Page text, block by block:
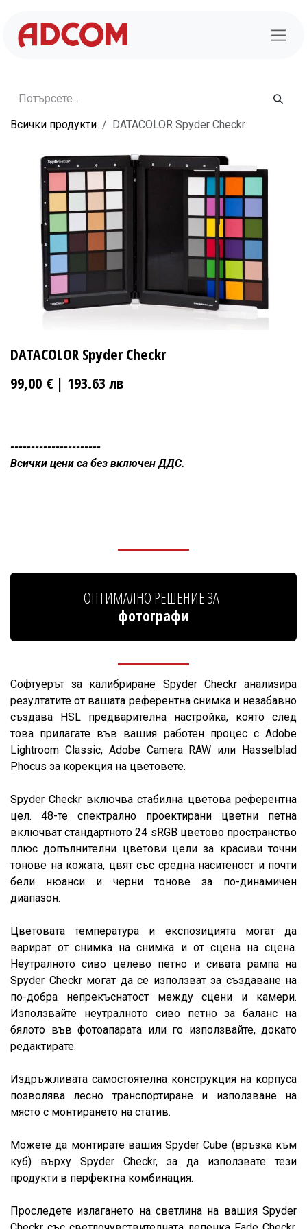
Всички продукти DATACOLOR Spyder Checkr
DATACOLOR Spyder Checkr
99,00 € | 193.63 лв
----------------------
Всички цени са без включен ДДС.
ОПТИМАЛНО РЕШЕНИЕ ЗА
фотографи
Софтуерът за калибриране Spyder Checkr анализира
резултатите от вашата референтна снимка и незабавно
създава HSL предварителна настройка, която след
това прилагате във вашия работен процес с Adobe
Lightroom Classic, Adobe Camera RAW или Hasselblad
Phocus за корекция на цветовете.
Spyder Checkr включва стабилна цветова референтна
цел. 48-те спектрално проектирани цветни петна
включват стандартното 24 sRGB цветово пространство
плюс допълнителни цветови цели за красиви точни
тонове на кожата, цвят със средна наситеност и почти
бели нюанси и черни тонове за по-динамичен
диапазон.
Цветовата температура и експозицията могат да
варират от снимка на снимка и от сцена на сцена.
Неутралното сиво целево петно ​​и сивата рампа на
Spyder Checkr могат да се използват за създаване на
по-добра непрекъснатост между сцени и камери.
Използвайте неутралното сиво петно ​​за баланс на
бялото във фотоапарата или го използвайте, докато
редактирате.
Издръжливата самостоятелна конструкция на корпуса
позволява лесно транспортиране и използване на
място с монтирането на статив.
Можете да монтирате вашия Spyder Cube (връзка към
куб) върху Spyder Checkr, за да използвате тези
продукти в перфектна комбинация.
Проследете излагането на светлина на вашия Spyder